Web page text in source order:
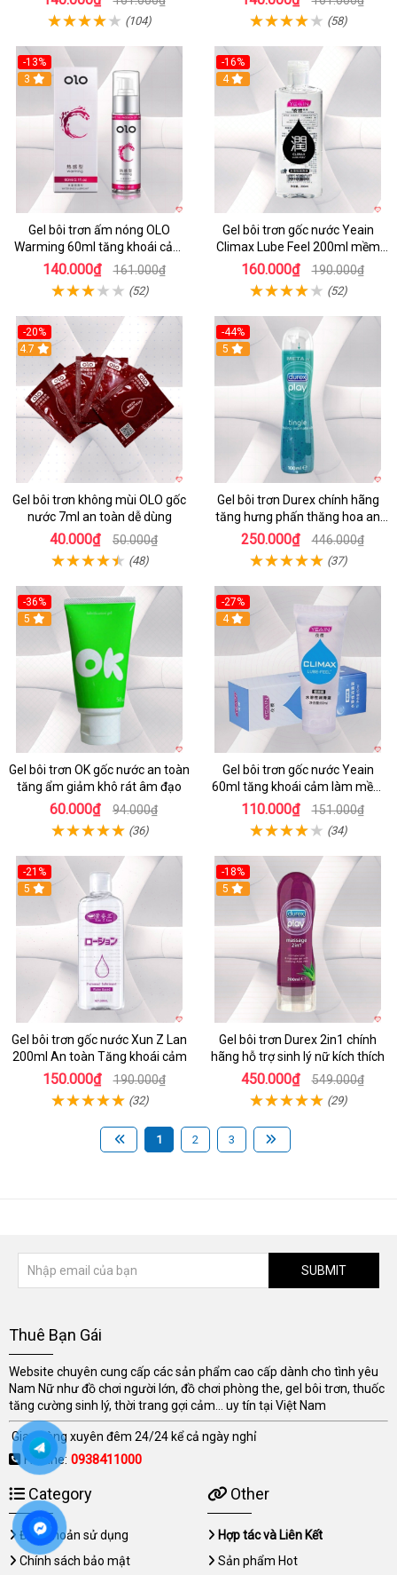
(104) (58)
-13%
3
Gel bôi trơn ấm nóng OLO
Warming 60ml tăng khoái cảm
yêu mê say
140.000₫ 161.000₫
(52)
-16%
Hot
4
Gel bôi trơn gốc nước Yeain
Climax Lube Feel 200ml mềm
mượt an toàn
160.000₫ 190.000₫
(52)
-20%
Hot
4.7
Gel bôi trơn không mùi OLO gốc
nước 7ml an toàn dễ dùng
40.000₫ 50.000₫
(48)
-44%
5
Gel bôi trơn Durex chính hãng
tăng hưng phấn thăng hoa an
toàn
250.000₫ 446.000₫
(37)
-36%
5
Gel bôi trơn OK gốc nước an toàn
tăng ẩm giảm khô rát âm đạo
60.000₫ 94.000₫
(36)
-27%
Hot
4
Gel bôi trơn gốc nước Yeain
60ml tăng khoái cảm làm mềm
mượt
110.000₫ 151.000₫
(34)
-21%
Hot
5
Gel bôi trơn gốc nước Xun Z Lan
200ml An toàn Tăng khoái cảm
150.000₫ 190.000₫
(32)
-18%
5
Gel bôi trơn Durex 2in1 chính
hãng hỗ trợ sinh lý nữ kích thích
450.000₫ 549.000₫
(29)
1 2 3
SUBMIT
Thuê Bạn Gái
Website chuyên cung cấp các sản phẩm cao cấp dành cho tình yêu
Nam Nữ như đồ chơi người lớn, đồ chơi phòng the, gel bôi trơn, thuốc
tăng cường sinh lý, thời trang gợi cảm... uy tín tại Việt Nam
Giao hàng xuyên đêm 24/24 kể cả ngày nghỉ
Hotline: 0938411000
Category
Điều khoản sử dụng
Chính sách bảo mật
Other
Hợp tác và Liên Kết
Sản phẩm Hot